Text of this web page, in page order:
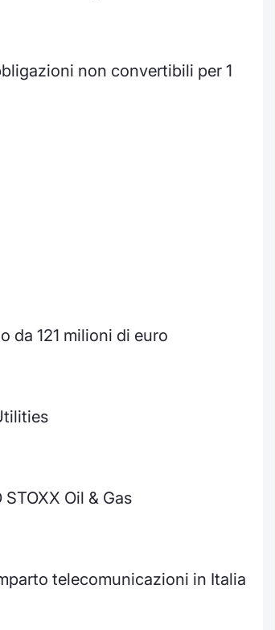
non convertibili per 1
da 121 milioni di euro
Oil & Gas
telecomunicazioni in Italia